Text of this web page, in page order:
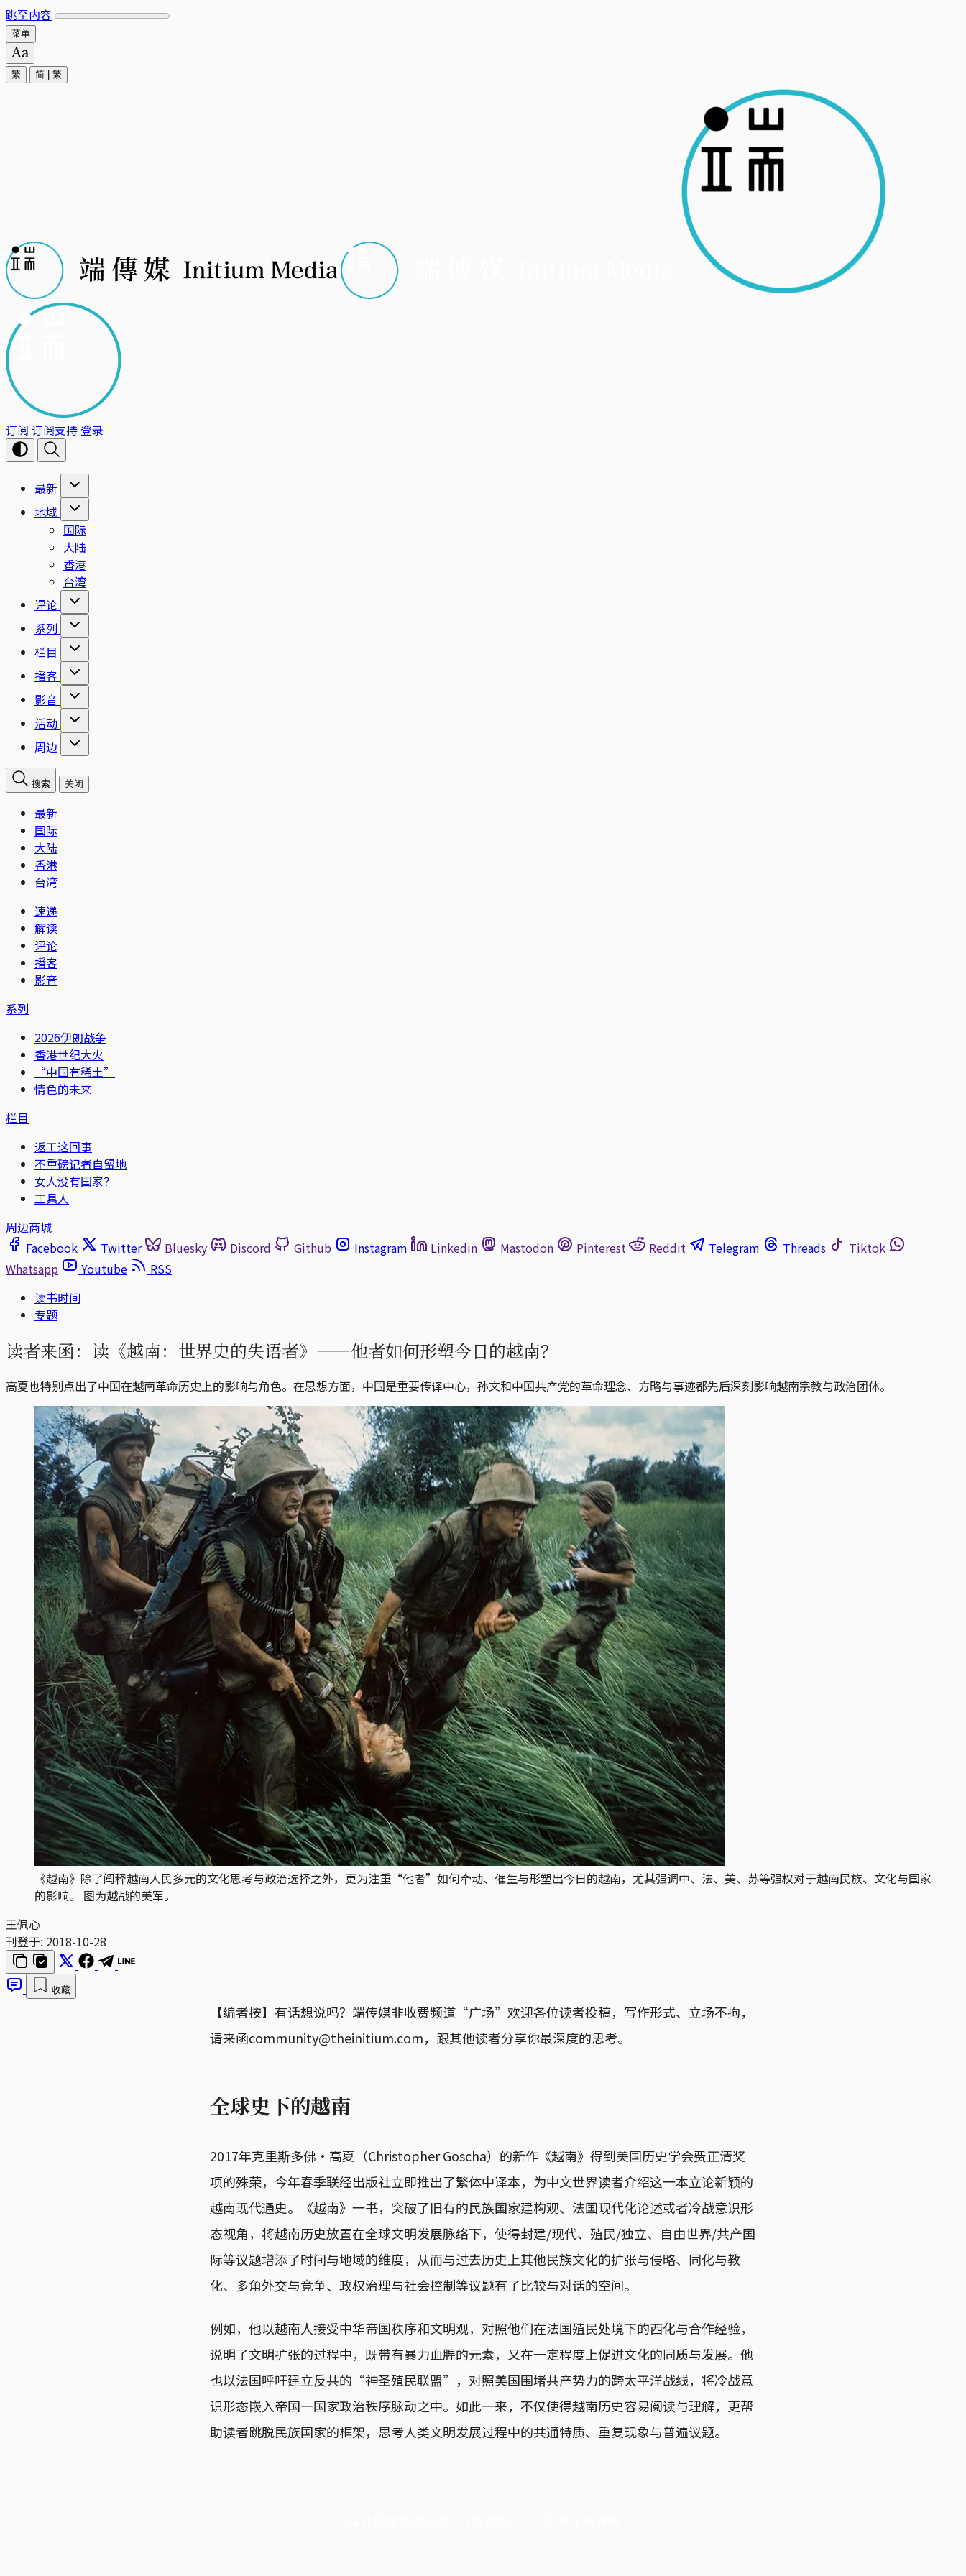
跳至内容
菜单
繁 简 繁
订阅 订阅支持登录
最新
地域
国际
大陆
香港
台湾
评论
系列
栏目
播客
影音
活动
周边
搜索 关闭
最新
国际
大陆
香港
台湾
速递
解读
评论
播客
影音
系列
2026伊朗战争
香港世纪大火
“中国有稀土”
情色的未来
栏目
返工这回事
不重磅记者自留地
女人没有国家？
工具人
周边商城
Facebook
Twitter Bluesky Discord Github Instagram Linkedin Mastodon Pinterest Reddit Telegram Threads
Tiktok
Whatsapp
Youtube
RSS
读书时间
专题
读者来函：读《越南：世界史的失语者》——他者如何形塑今日的越南？
高夏也特别点出了中国在越南革命历史上的影响与角色。在思想方面，中国是重要传译中心，孙文和中国共产党的革命理念、方略与事迹都先后深刻影响越南宗教与政治团体。
《越南》除了阐释越南人民多元的文化思考与政治选择之外，更为注重“他者”如何牵动、催生与形塑出今日的越南，尤其强调中、法、美、苏等强权对于越南民族、文化与国家
的影响。 图为越战的美军。
王佩心
刊登于: 2018-10-28
收藏
【编者按】有话想说吗？端传媒非收费频道“广场”欢迎各位读者投稿，写作形式、立场不拘，
请来函community@theinitium.com，跟其他读者分享你最深度的思考。
全球史下的越南
2017年克里斯多佛·高夏（Christopher Goscha）的新作《越南》得到美国历史学会费正清奖
项的殊荣，今年春季联经出版社立即推出了繁体中译本，为中文世界读者介绍这一本立论新颖的
越南现代通史。《越南》一书，突破了旧有的民族国家建构观、法国现代化论述或者冷战意识形
态视角，将越南历史放置在全球文明发展脉络下，使得封建/现代、殖民/独立、自由世界/共产国
际等议题增添了时间与地域的维度，从而与过去历史上其他民族文化的扩张与侵略、同化与教
化、多角外交与竞争、政权治理与社会控制等议题有了比较与对话的空间。
例如，他以越南人接受中华帝国秩序和文明观，对照他们在法国殖民处境下的西化与合作经验，
说明了文明扩张的过程中，既带有暴力血腥的元素，又在一定程度上促进文化的同质与发展。他
也以法国呼吁建立反共的“神圣殖民联盟”，对照美国围堵共产势力的跨太平洋战线，将冷战意
识形态嵌入帝国—国家政治秩序脉动之中。如此一来，不仅使得越南历史容易阅读与理解，更帮
助读者跳脱民族国家的框架，思考人类文明发展过程中的共通特质、重复现象与普遍议题。